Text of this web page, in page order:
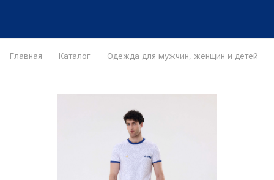
Главная Каталог Одежда для мужчин, женщин и детей